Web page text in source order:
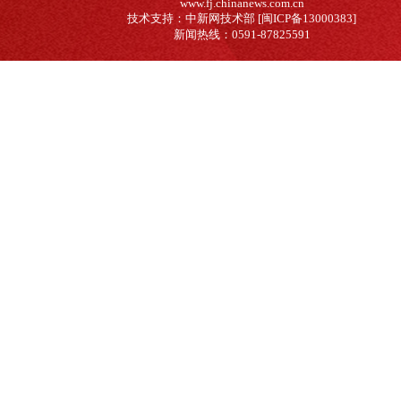
www.fj.chinanews.com.cn
技术支持：中新网技术部 [闽ICP备13000383]
新闻热线：0591-87825591